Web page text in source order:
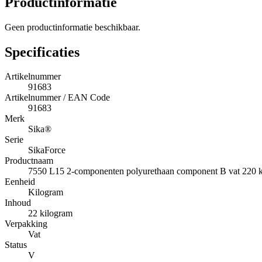
Geen productinformatie beschikbaar.
Specificaties
Artikelnummer
91683
Artikelnummer / EAN Code
91683
Merk
Sika®
Serie
SikaForce
Productnaam
7550 L15 2-componenten polyurethaan component B vat 220
Eenheid
Kilogram
Inhoud
22 kilogram
Verpakking
Vat
Status
V